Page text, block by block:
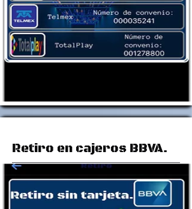
Retiro en cajeros BBVA.